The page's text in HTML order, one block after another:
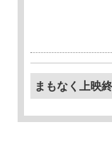
まもなく上映